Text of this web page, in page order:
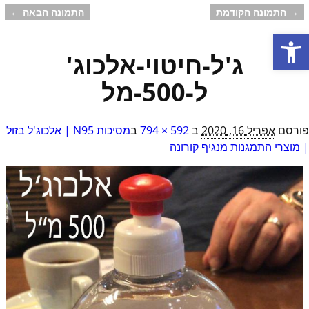
פתח סרגל נגישות
ניווט בתמונות
→ התמונה הקודמת התמונה הבאה ←
ג'ל-חיטוי-אלכוג'
ל-500-מל
פורסם אפריל 16, 2020 ב592 × 794 ב
מסיכות N95 | אלכוג'ל בזול
| מוצרי התמגנות מנגיף קורונה